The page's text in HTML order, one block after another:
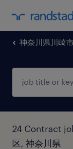
神奈川県川崎
24 Contract
区, 神奈川県